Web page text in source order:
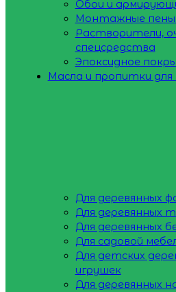
Обои и
Монтажные
Растворители,
спецсредства
Эпоксидное
Масла и пропитки
Для деревянных
Для деревянных
Для деревянных
Для садовой
Для детских
игрушек
Для деревянных